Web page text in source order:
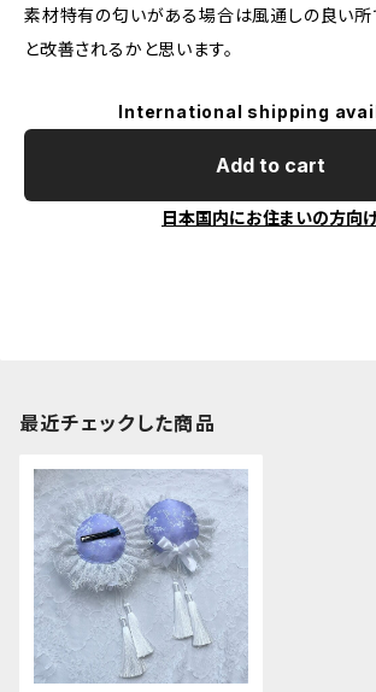
素材特有の匂いがある場合は風通しの良い所
と改善されるかと思います。
International shipping
Add to cart
日本国内にお住まいの方向
最近チェックした商品